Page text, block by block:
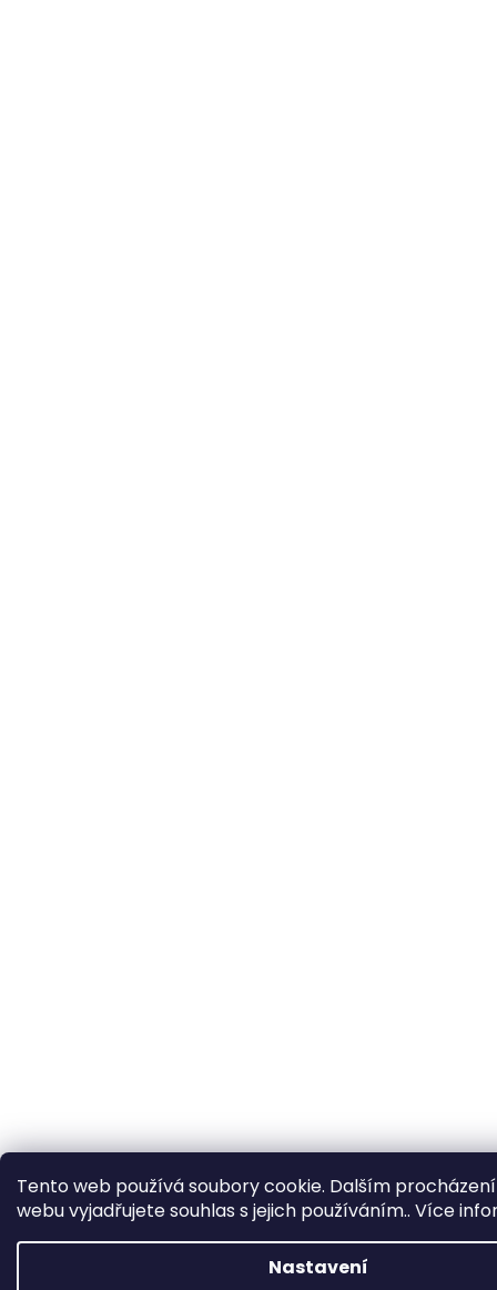
Tento web používá soubory cookie. Dalším
webu vyjadřujete souhlas s jejich používáním.. Více
Nastavení